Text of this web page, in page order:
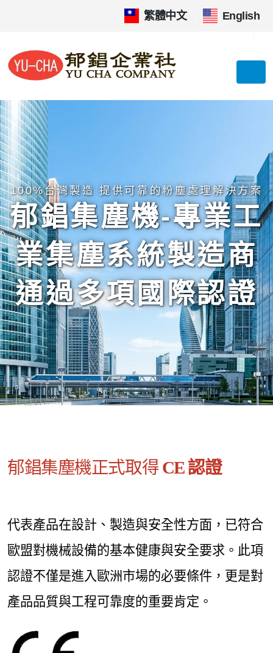
繁體中文 English
100%台灣製造 提供可靠的粉塵處理解決方案
郁錩集塵機-專業工
業集塵系統製造商
通過多項國際認證
郁錩集塵機正式取得CE 認證
代表產品在設計、製造與安全性方面，已符合
歐盟對機械設備的基本健康與安全要求。此項
認證不僅是進入歐洲市場的必要條件，更是對
產品品質與工程可靠度的重要肯定。